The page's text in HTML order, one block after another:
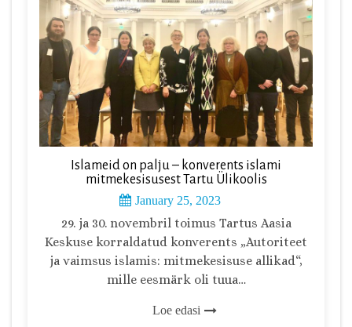
Islameid on palju – konverents islami
mitmekesisusest Tartu Ülikoolis
January 25, 2023
29. ja 30. novembril toimus Tartus Aasia
Keskuse korraldatud konverents „Autoriteet
ja vaimsus islamis: mitmekesisuse allikad“,
mille eesmärk oli tuua…
Loe edasi